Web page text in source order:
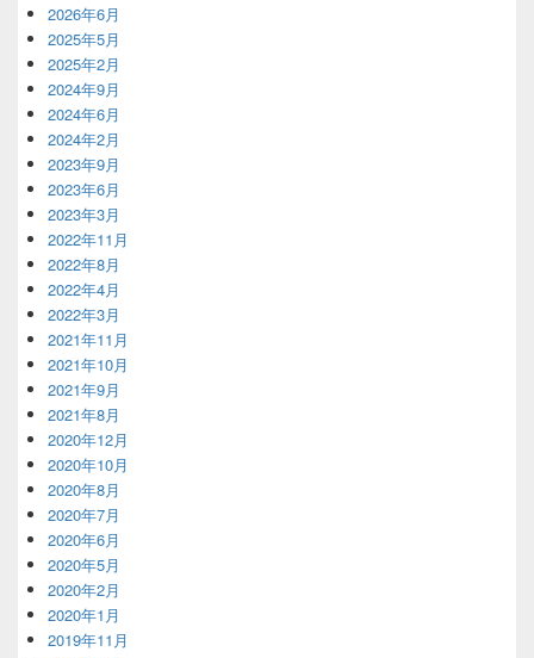
2026年6月
2025年5月
2025年2月
2024年9月
2024年6月
2024年2月
2023年9月
2023年6月
2023年3月
2022年11月
2022年8月
2022年4月
2022年3月
2021年11月
2021年10月
2021年9月
2021年8月
2020年12月
2020年10月
2020年8月
2020年7月
2020年6月
2020年5月
2020年2月
2020年1月
2019年11月